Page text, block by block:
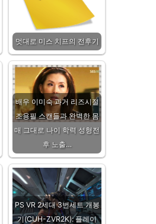
멋대로 미스 치프의 전후기
배우 이미숙 과거 리즈시절
조용필 스캔들과 완벽한 몸
매 그대로 나이 학력 성형전
후 노출…
PS VR 2세대 3번세트 개봉
기(CUH-ZVR2K): 플레이